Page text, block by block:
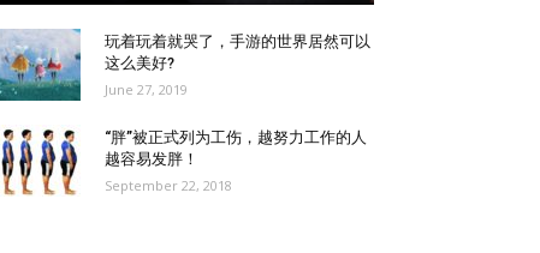
玩着玩着就哭了，手游的世界居然可以
这么美好?
June 27, 2019
“胖”被正式列为工伤，越努力工作的人
越容易发胖！
September 22, 2018